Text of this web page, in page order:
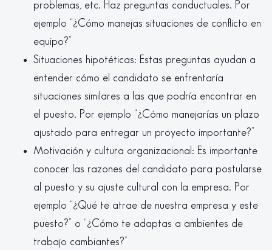
problemas, etc. Haz preguntas conductuales. Por
ejemplo “¿Cómo manejas situaciones de conflicto en
equipo?”
Situaciones hipotéticas: Estas preguntas ayudan a
entender cómo el candidato se enfrentaría
situaciones similares a las que podría encontrar en
el puesto. Por ejemplo “¿Cómo manejarías un plazo
ajustado para entregar un proyecto importante?”
Motivación y cultura organizacional: Es importante
conocer las razones del candidato para postularse
al puesto y su ajuste cultural con la empresa. Por
ejemplo “¿Qué te atrae de nuestra empresa y este
puesto?” o “¿Cómo te adaptas a ambientes de
trabajo cambiantes?”